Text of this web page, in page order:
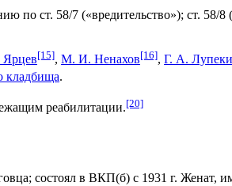
ст. 58/7 («вредительство»); ст. 58/8
[15], М. И. Ненахов[16], Г. А.
кладбища.
реабилитации.[20]
состоял в ВКП(б) с 1931 г. Женат,